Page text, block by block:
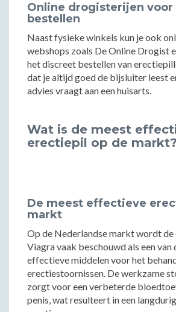
Online drogisterijen
bestellen
Naast fysieke winkels kun je ook
webshops zoals De Online Drogist
het discreet bestellen van
dat je altijd goed de bijsluiter leest
advies vraagt aan een huisarts.
Wat is de meest
erectiepil op de markt?
De meest effectieve
markt
Op de Nederlandse markt wordt
Viagra vaak beschouwd als een van
effectieve middelen voor het
erectiestoornissen. De werkzame
zorgt voor een verbeterde
penis, wat resulteert in een